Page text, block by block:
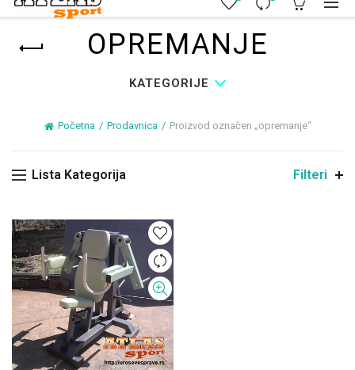
OPREMANJE
KATEGORIJE
Početna Prodavnica Proizvod označen „opremanje“
Lista Kategorija Filteri